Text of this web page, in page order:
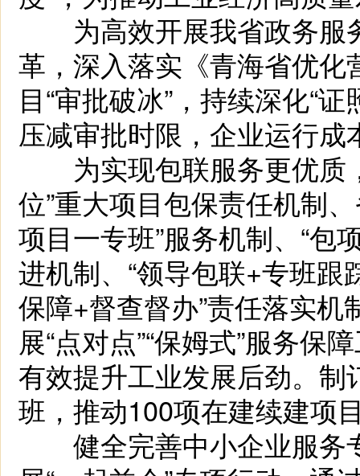
为高效开展我省政务服
革，深入落实《青海省优
目“审批破冰”，持续深化“
压减审批时限，企业运行
为实现包联服务更优质
位”重大项目包保责任机制
项目一专班”服务机制、“包
进机制、“领导包联+专班跟
保障+督查督办”责任落实
展“点对点”“保姆式”服务保
有效提升工业发展后劲。
班，推动100项在建续建项
健全完善中小企业服务